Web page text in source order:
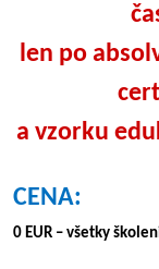
len po
a vzorku
CENA:
0 EUR – všetky